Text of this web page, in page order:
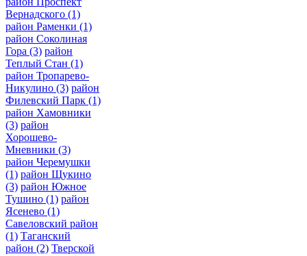
Вернадского (1)
район Раменки (1)
район Соколиная
Гора (3) район
Теплый Стан (1)
район Тропарево-
Никулино (3) район
Филевский Парк (1)
район Хамовники
(3) район
Хорошево-
Мневники (3)
район Черемушки
(1) район Щукино
(3) район Южное
Тушино (1) район
Ясенево (1)
Савеловский район
(1) Таганский
район (2) Тверской